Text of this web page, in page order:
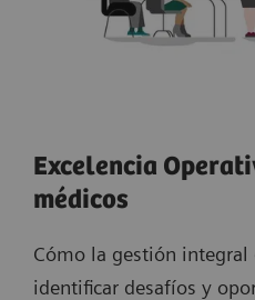
Excelencia
médicos
Cómo la gestión
identificar desafíos y